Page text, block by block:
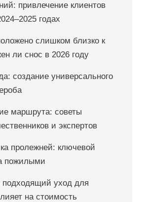
привлечение клиентов
годах
слишком близко к
ли снос в 2026 году
создание универсального
маршрута: советы
и экспертов
пролежней: ключевой
пожилыми
подходящий уход для
на стоимость